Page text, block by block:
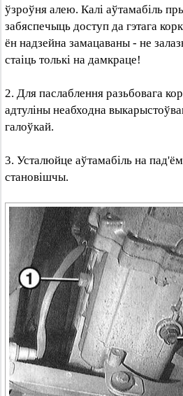
ўзроўня алею. Калі аўтамабіль
забяспечыць доступ да гэтага
ён надзейна замацаваны - не
стаіць толькі на дамкраце!
2. Для паслаблення разьбовага
адтуліны неабходна
галоўкай.
3. Усталюйце аўтамабіль на
становішчы.